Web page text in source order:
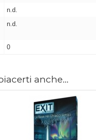
n.d.
n.d.
0
anche...